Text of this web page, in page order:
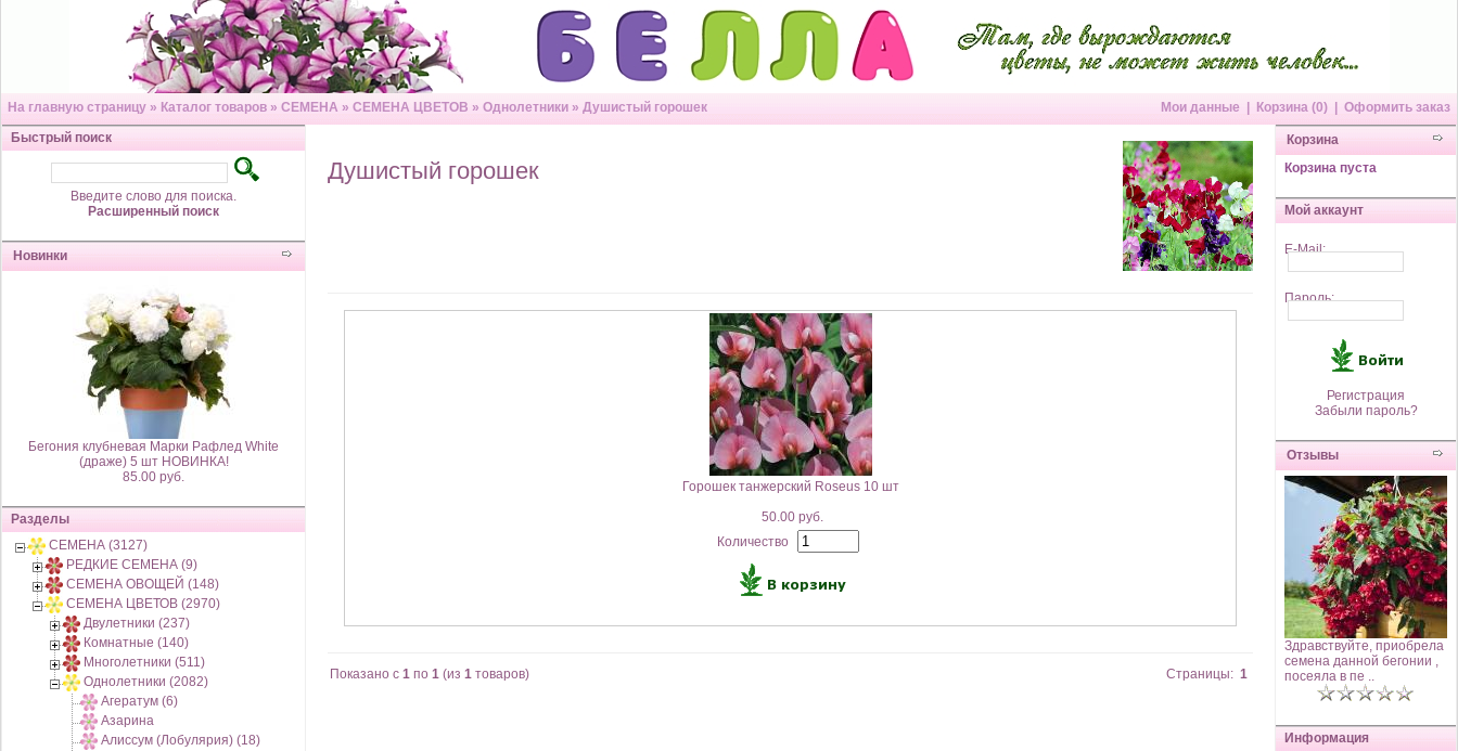
На главную страницу » Каталог товаров » СЕМЕНА » СЕМЕНА ЦВЕТОВ » Однолетники » Душистый горошек Мои данные Корзина (0)
Оформить заказ
Быстрый поиск
Введите слово для поиска.
Расширенный поиск
Новинки
Бегония клубневая Марки Рафлед White
(драже) 5 шт НОВИНКА!
85.00 руб.
Разделы
СЕМЕНА (3127)
РЕДКИЕ СЕМЕНА (9)
СЕМЕНА ОВОЩЕЙ (148)
СЕМЕНА ЦВЕТОВ (2970)
Двулетники (237)
Комнатные (140)
Многолетники (511)
Однолетники (2082)
Агератум (6)
Азарина
Алиссум (Лобулярия) (18)
Душистый горошек
Горошек танжерский Roseus 10 шт
50.00 руб.
Количество
Показано с 1 по 1 (из 1 товаров) Страницы: 1
Корзина
Корзина пуста
Мой аккаунт
E-Mail:
Пароль:
Регистрация
Забыли пароль?
Отзывы
Здравствуйте, приобрела
семена данной бегонии ,
посеяла в пе ..
Информация